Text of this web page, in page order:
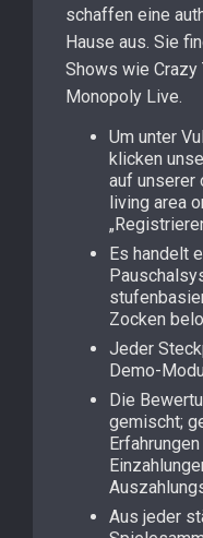
schaffen eine
Hause aus. Sie
Shows wie Crazy
Monopoly Live.
Um unter
klicken
auf unserer
living area
Es handelt
Zocken
Jeder
Demo-
Die
gemischt;
Aus jeder